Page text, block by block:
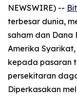
NEWSWIRE) --
terbesar dunia,
saham dan Dana
Amerika
kepada pasaran
persekitaran
Diperkasakan